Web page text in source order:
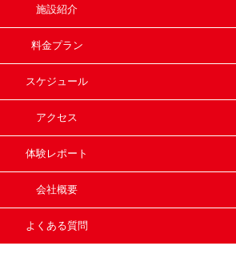
施設紹介
料金プラン
スケジュール
アクセス
体験レポート
会社概要
よくある質問